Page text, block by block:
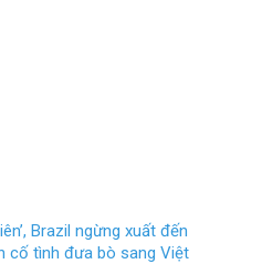
Brazil ngừng xuất đến
cố tình đưa bò sang Việt